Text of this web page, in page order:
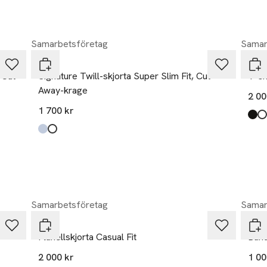
Samarbetsföretag
Eton
Signature Twill-skjorta Super Slim Fit, Cut
Away-krage
1 700 kr
Produkten finns i färgerna:
light blue
white
Eton
T-
2
00
Samarbetsföretag
Eton
Flanellskjorta Casual Fit
2 000 kr
Eton
1